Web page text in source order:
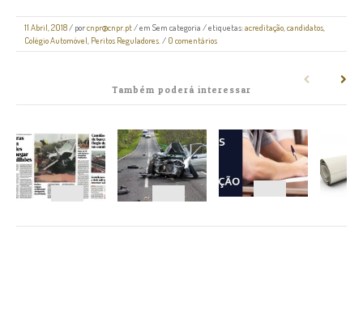
11 Abril, 2018 / porcnpr@cnpr.pt / em Sem categoria / etiquetas:acreditação candidatos
Colégio Automóvel Peritos Reguladores. / 0 comentários
Também poderá interessar